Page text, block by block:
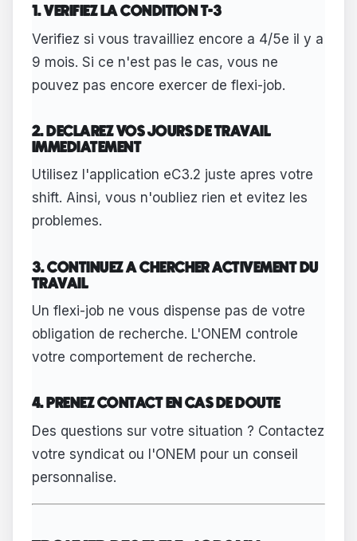
1. VERIFIEZ LA CONDITION T-3
Verifiez si vous travailliez encore a 4/5e il y a
9 mois. Si ce n'est pas le cas, vous ne
pouvez pas encore exercer de flexi-job.
2. DECLAREZ VOS JOURS DE TRAVAIL
IMMEDIATEMENT
Utilisez l'application eC3.2 juste apres votre
shift. Ainsi, vous n'oubliez rien et evitez les
problemes.
3. CONTINUEZ A CHERCHER ACTIVEMENT DU
TRAVAIL
Un flexi-job ne vous dispense pas de votre
obligation de recherche. L'ONEM controle
votre comportement de recherche.
4. PRENEZ CONTACT EN CAS DE DOUTE
Des questions sur votre situation ? Contactez
votre syndicat ou l'ONEM pour un conseil
personnalise.